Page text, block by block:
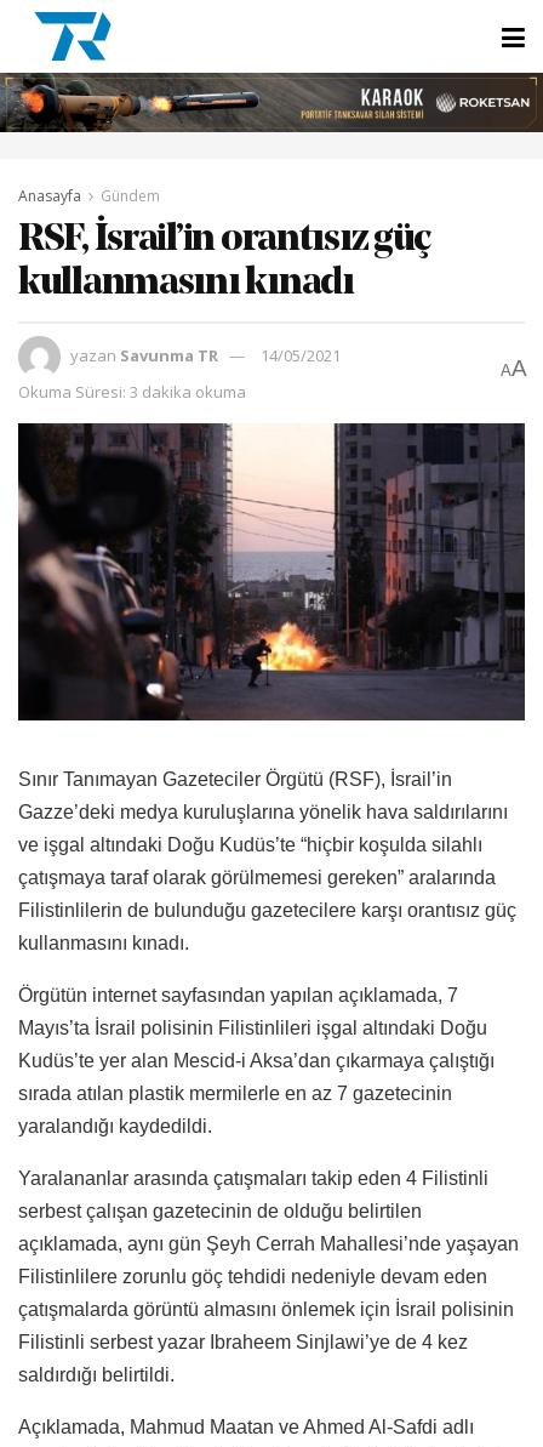
Anasayfa Gündem
RSF, İsrail’in orantısız güç
kullanmasını kınadı
yazan Savunma TR
14/05/2021
Okuma Süresi: 3 dakika okuma
AA
Sınır Tanımayan Gazeteciler Örgütü (RSF), İsrail’in
Gazze’deki medya kuruluşlarına yönelik hava saldırılarını
ve işgal altındaki Doğu Kudüs’te “hiçbir koşulda silahlı
çatışmaya taraf olarak görülmemesi gereken” aralarında
Filistinlilerin de bulunduğu gazetecilere karşı orantısız güç
kullanmasını kınadı.
Örgütün internet sayfasından yapılan açıklamada, 7
Mayıs’ta İsrail polisinin Filistinlileri işgal altındaki Doğu
Kudüs’te yer alan Mescid-i Aksa’dan çıkarmaya çalıştığı
sırada atılan plastik mermilerle en az 7 gazetecinin
yaralandığı kaydedildi.
Yaralananlar arasında çatışmaları takip eden 4 Filistinli
serbest çalışan gazetecinin de olduğu belirtilen
açıklamada, aynı gün Şeyh Cerrah Mahallesi’nde yaşayan
Filistinlilere zorunlu göç tehdidi nedeniyle devam eden
çatışmalarda görüntü almasını önlemek için İsrail polisinin
Filistinli serbest yazar Ibraheem Sinjlawi’ye de 4 kez
saldırdığı belirtildi.
Açıklamada, Mahmud Maatan ve Ahmed Al-Safdi adlı